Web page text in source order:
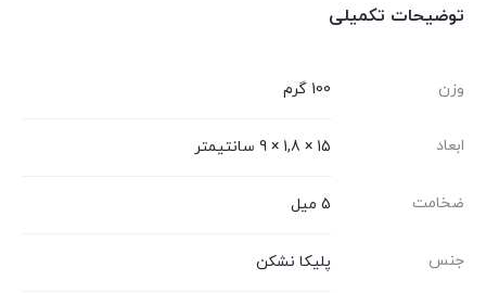
توضیحات تکمیلی
وزن 100 گرم
ابعاد 15 × 1,8 × 9 سانتیمتر
ضخامت 5 میل
جنس پلیکا نشکن